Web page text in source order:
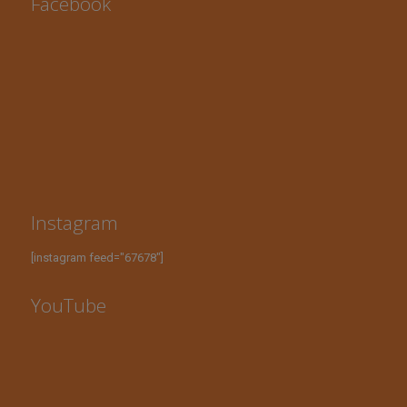
Instagram
[instagram feed="67678"]
YouTube